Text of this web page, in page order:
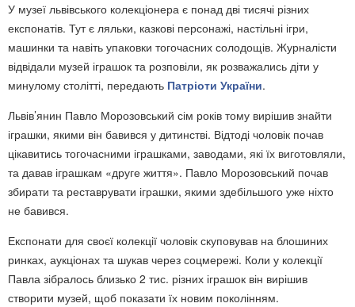
У музеї львівського колекціонера є понад дві тисячі різних
експонатів. Тут є ляльки, казкові персонажі, настільні ігри,
машинки та навіть упаковки тогочасних солодощів. Журналісти
відвідали музей іграшок та розповіли, як розважались діти у
минулому столітті, передають Патріоти України.
Львів’янин Павло Морозовський сім років тому вирішив знайти
іграшки, якими він бавився у дитинстві. Відтоді чоловік почав
цікавитись тогочасними іграшками, заводами, які їх виготовляли,
та давав іграшкам «друге життя». Павло Морозовський почав
збирати та реставрувати іграшки, якими здебільшого уже ніхто
не бавився.
Експонати для своєї колекції чоловік скуповував на блошиних
ринках, аукціонах та шукав через соцмережі. Коли у колекції
Павла зібралось близько 2 тис. різних іграшок він вирішив
створити музей, щоб показати їх новим поколінням.